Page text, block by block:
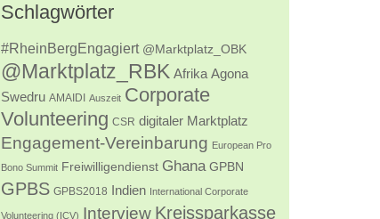
Schlagwörter
#RheinBergEngagiert @Marktplatz_OBK
@Marktplatz_RBK Afrika Agona
Swedru AMAIDI Auszeit Corporate
Volunteering CSR digitaler Marktplatz
Engagement-Vereinbarung European Pro
Bono Summit Freiwilligendienst Ghana GPBN
GPBS GPBS2018 Indien International Corporate
Volunteering (ICV) Interview Kreissparkasse